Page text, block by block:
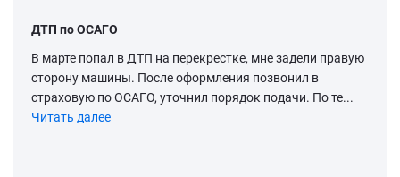
ДТП по ОСАГО
В марте попал в ДТП на перекрестке, мне задели правую
сторону машины. После оформления позвонил в
страховую по ОСАГО, уточнил порядок подачи. По те...
Читать далее